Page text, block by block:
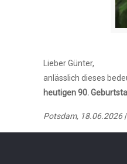
Lieber Günter,
anlässlich dieses
heutigen 90.
Potsdam, 18.06.2026 |